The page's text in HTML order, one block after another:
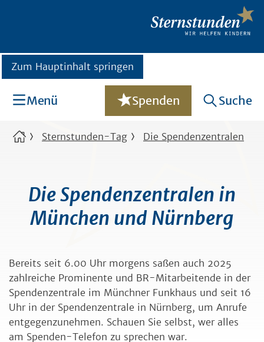
Zum Hauptinhalt springen
Menü Spenden Suche
Sternstunden-Tag Die Spendenzentralen
Die Spendenzentralen in
München und Nürnberg
Bereits seit 6.00 Uhr morgens saßen auch 2025
zahlreiche Prominente und BR-Mitarbeitende in der
Spendenzentrale im Münchner Funkhaus und seit 16
Uhr in der Spendenzentrale in Nürnberg, um Anrufe
entgegenzunehmen. Schauen Sie selbst, wer alles
am Spenden-Telefon zu sprechen war.